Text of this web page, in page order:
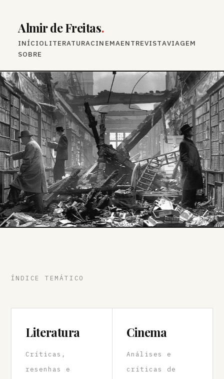
Almir de Freitas.
INÍCIOLITERATURACINEMAENTREVISTAVIAGEM
SOBRE
ÍNDICE TEMÁTICO
Literatura
Críticas,
resenhas e
Cinema
Análises e
críticas de